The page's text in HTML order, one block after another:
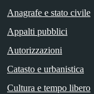
Anagrafe e stato civile
Appalti pubblici
Autorizzazioni
Catasto e urbanistica
Cultura e tempo libero